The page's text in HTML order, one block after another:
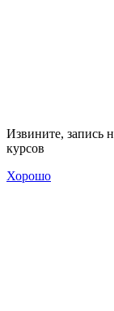
Извините, запись
курсов
Хорошо